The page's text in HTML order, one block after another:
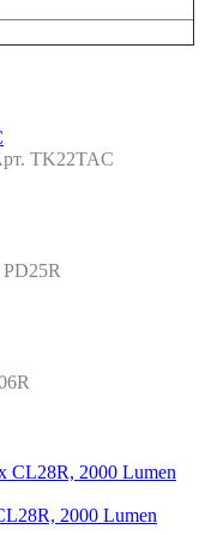
TK22TAC
2000 Lumen